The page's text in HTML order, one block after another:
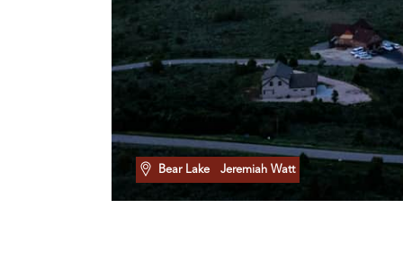
Bear Lake Jeremiah Watt